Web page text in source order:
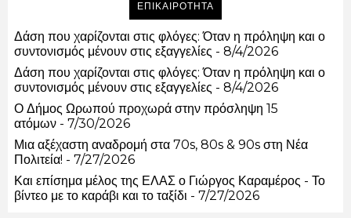
ΕΠΙΚΑΙΡΟΤΗΤΑ
Δάση που χαρίζονται στις φλόγες: Όταν η πρόληψη και ο
συντονισμός μένουν στις εξαγγελίες - 8/4/2026
Δάση που χαρίζονται στις φλόγες: Όταν η πρόληψη και ο
συντονισμός μένουν στις εξαγγελίες - 8/4/2026
Ο Δήμος Ωρωπού προχωρά στην πρόσληψη 15
ατόμων - 7/30/2026
Μια αξέχαστη αναδρομή στα 70s, 80s & 90s στη Νέα
Πολιτεία! - 7/27/2026
Και επίσημα μέλος της ΕΛΑΣ ο Γιώργος Καραμέρος - Το
βίντεο με το καράβι και το ταξίδι - 7/27/2026